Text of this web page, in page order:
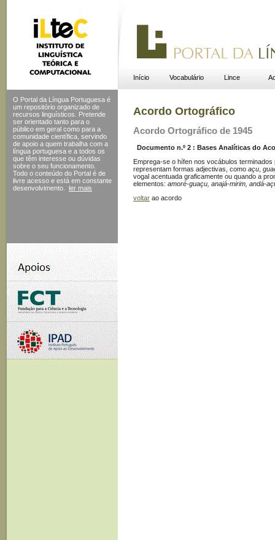
Início Vocabulário Lince
O Portal da Língua Portuguesa é
um repositório organizado de
recursos linguísticos. Pretende
ser orientado tanto para o
público em geral como para a
comunidade científica, servindo
de apoio a quem trabalha com a
língua portuguesa e a todos os
que têm interesse ou dúvidas
sobre o seu funcionamento.
Todo o conteúdo do Portal é de
livre acesso e está em constante
desenvolvimento.
ler mais
Acordo Ortográfico
Acordo Ortográfico de 1945
Documento n.º 2 : Bases Analíticas do
Emprega-se o hífen nos vocábulos
representam formas adjectivas, como açu
vogal acentuada graficamente ou quando a
elementos: amoré-guaçu, anajá-mirim, andá-
voltar ao acordo